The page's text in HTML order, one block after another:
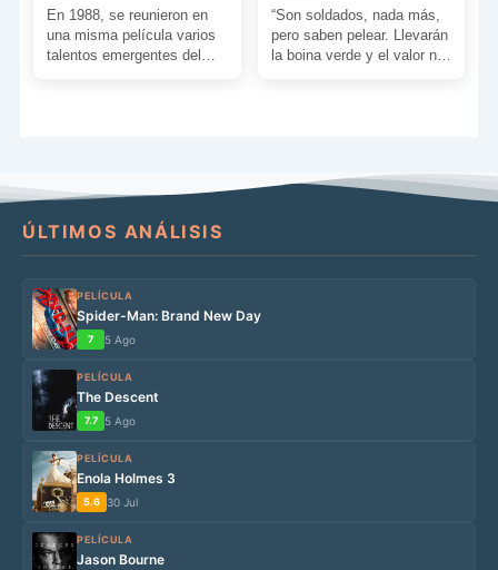
En 1988, se reunieron en
una misma película varios
talentos emergentes del
“Son soldados, nada más,
pero saben pelear. Llevarán
la boina verde y el valor no
ÚLTIMOS ANÁLISIS
PELÍCULA
Spider-Man: Brand New Day
7 5 Ago
PELÍCULA
The Descent
7.7 5 Ago
PELÍCULA
Enola Holmes 3
5.6 30 Jul
PELÍCULA
Jason Bourne